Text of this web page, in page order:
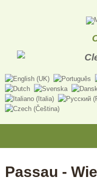
Passau -